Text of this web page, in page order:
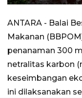
Mute
ANTARA - Balai
Makanan
penanaman 300
netralitas karbon
keseimbangan
ini dilaksanakan